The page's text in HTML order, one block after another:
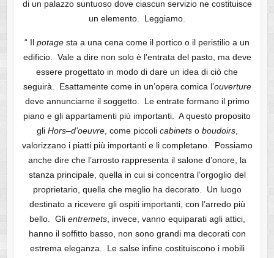
di un palazzo suntuoso dove ciascun servizio ne costituisce
un elemento. Leggiamo.
“ Il potage sta a una cena come il portico o il peristilio a un
edificio. Vale a dire non solo è l’entrata del pasto, ma deve
essere progettato in modo di dare un idea di ciò che
seguirà. Esattamente come in un’opera comica l’ouverture
deve annunciarne il soggetto. Le entrate formano il primo
piano e gli appartamenti più importanti. A questo proposito
gli Hors–d’oeuvre, come piccoli cabinetso boudoirs,
valorizzano i piatti più importanti e li completano. Possiamo
anche dire che l’arrosto rappresenta il salone d’onore, la
stanza principale, quella in cui si concentra l’orgoglio del
proprietario, quella che meglio ha decorato. Un luogo
destinato a ricevere gli ospiti importanti, con l’arredo più
bello. Gli entremets, invece, vanno equiparati agli attici,
hanno il soffitto basso, non sono grandi ma decorati con
estrema eleganza. Le salse infine costituiscono i mobili